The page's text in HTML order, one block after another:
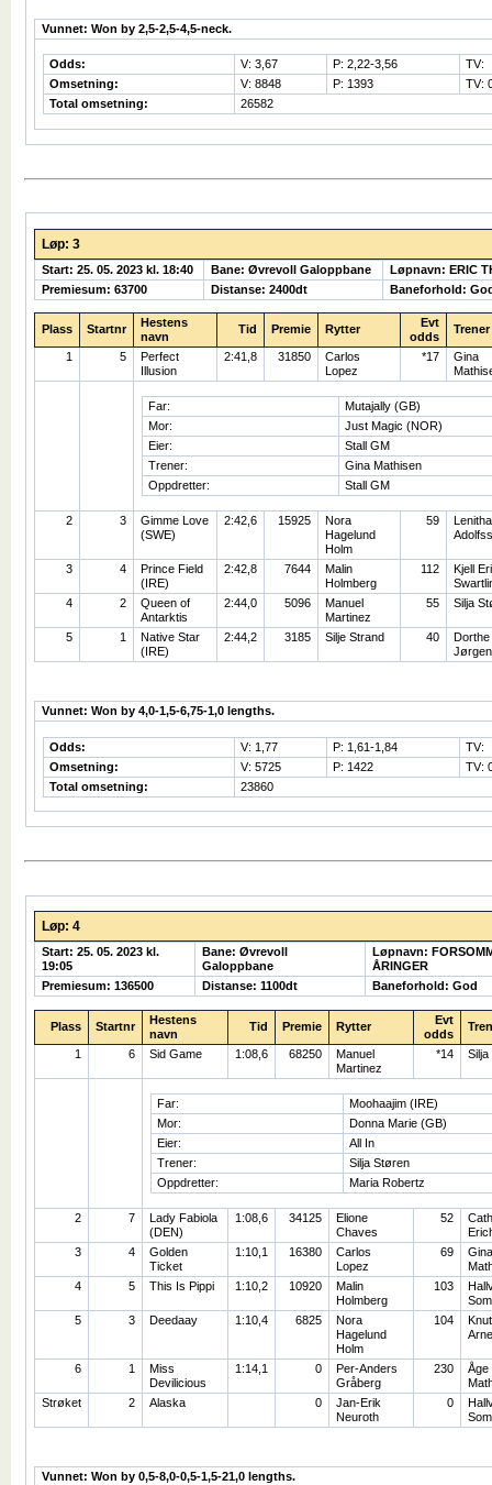
Vunnet: Won by 2,5-2,5-4,5-neck.
Odds: V: 3,67 P: 2,22-3,56
TV:
Omsetning:
V: 8848 P: 1393
TV:
Total omsetning:
26582
Løp: 3
Start: 25. 05. 2023 kl. 18:40 Bane: Øvrevoll Galoppbane
Løpnavn: ERIC
Premiesum: 63700
Distanse: 2400dt Baneforhold:
Plass Startnr
Hestens
navn
Tid Premie Rytter
Evt
odds
Trener
1 5
Perfect
Illusion
2:41,8 31850
Carlos
Lopez
*17
Gina
Far:
Mutajally (GB)
Mor:
Just Magic (NOR)
Eier:
Stall GM
Trener:
Gina Mathisen
Oppdretter:
Stall GM
2 3
Gimme Love
(SWE)
2:42,6 15925
Nora
Hagelund
Holm
59
Lenitha
3 4
Prince Field
(IRE)
2:42,8 7644
Malin
Holmberg
112
Kjell
4
2
Queen of
Antarktis
2:44,0 5096
Manuel
Martinez
55 Silja
5 1
Native Star
(IRE)
2:44,2 3185 Silje Strand 40
Dorthe
Vunnet: Won by 4,0-1,5-6,75-1,0 lengths.
Odds: V: 1,77 P: 1,61-1,84
TV:
Omsetning:
V: 5725 P: 1422
TV:
Total omsetning:
23860
Løp: 4
Start: 25. 05. 2023 kl.
19:05
Bane: Øvrevoll
Galoppbane
Løpnavn:
ÅRINGER
Premiesum: 136500
Distanse: 1100dt Baneforhold: God
Plass Startnr
Hestens
navn
Tid Premie Rytter
Evt
odds
1 6 Sid Game 1:08,6 68250
Manuel
Martinez
*14
Far:
Moohaajim (IRE)
Mor:
Donna Marie (GB)
Eier:
All In
Trener:
Silja Støren
Oppdretter:
Maria Robertz
2 7
Lady Fabiola
(DEN)
1:08,6 34125
Elione
Chaves
52
3
4
Golden
Ticket
1:10,1 16380
Carlos
Lopez
69
Gina
4
5 This Is Pippi 1:10,2 10920
Malin
Holmberg
103
5
3 Deedaay 1:10,4 6825
Nora
Hagelund
Holm
104
6 1
Miss
Devilicious
1:14,1 0
Per-Anders
Gråberg
230
Åge
Strøket
2 Alaska 0
Jan-Erik
Neuroth
0
Vunnet: Won by 0,5-8,0-0,5-1,5-21,0 lengths.